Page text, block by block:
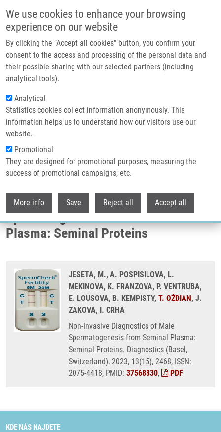
We use cookies to enhance your browsing
experience on our website
By clicking the "Accept all cookies" button, you confirm your
consent to the access and processing of the personal data and
their possible sharing with our selected partners (including
analytical tools).
Analytical
Statistics cookies collect information anonymously. This
information helps us to understand how our visitors use our
website.
Promotional
They are designed for promotional purposes, measuring the
success of promotional campaigns, etc.
More info Save Reject all Accept all
Header image
Drobečková navigace
Domů
Non-Invasive Diagnostics Of Male Spermatogenesis From Seminal
Plasma: Seminal Proteins
Non-Invasive Diagnostics of Male
Spermatogenesis from Seminal
Plasma: Seminal Proteins
JESETA, M., A. POSPISILOVA, L.
MEKINOVA, K. FRANZOVA, P. VENTRUBA,
E. LOUSOVA, B. KEMPISTY, T. OŽDIAN, J.
ZAKOVA, I. CRHA
Non-Invasive Diagnostics of Male
Spermatogenesis from Seminal Plasma:
Seminal Proteins. Diagnostics (Basel,
Switzerland). 2023, 13(15), 2468, ISSN:
2075-4418, PMID: 37568830, PDF.
KDE NÁS NAJDETE